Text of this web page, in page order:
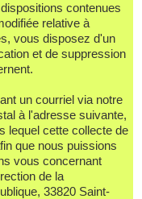
contenues
relative à
vous disposez d'un
et de suppression
un courriel via notre
à l'adresse suivante,
lequel cette collecte de
que nous puissions
vous concernant
de la
33820 Saint-